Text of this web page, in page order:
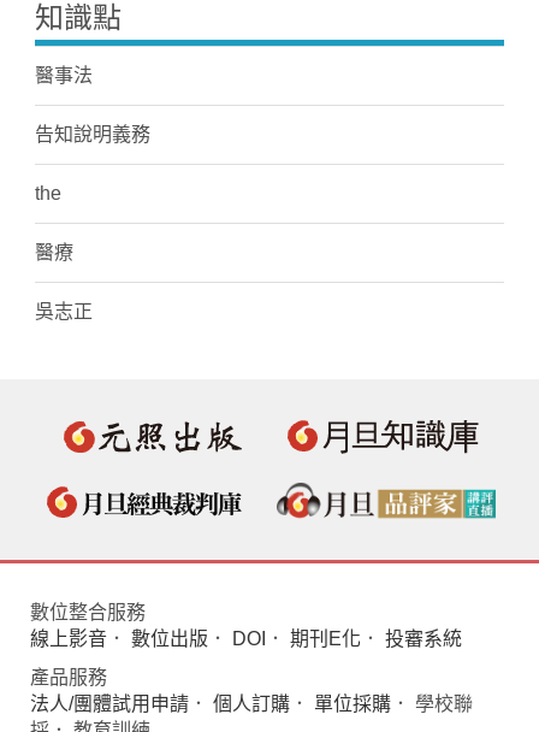
知識點
醫事法
告知說明義務
the
醫療
吳志正
數位整合服務
線上影音 ． 數位出版 ． DOI ． 期刊E化 ． 投審系統
產品服務
法人/團體試用申請 ． 個人訂購 ． 單位採購 ． 學校聯